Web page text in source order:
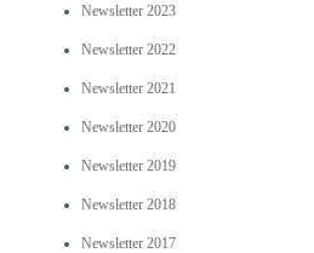
Newsletter 2023
Newsletter 2022
Newsletter 2021
Newsletter 2020
Newsletter 2019
Newsletter 2018
Newsletter 2017